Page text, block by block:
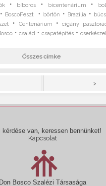
• bíboros • bicentenárium •
• BoscoFeszt • börtön • Brazília •
• Centenárium •cigány
•család •csapatépítés •
Összes címke
>
kérdése van, keressen bennünket!
Kapcsolat
Don Bosco Szalézi Társasága